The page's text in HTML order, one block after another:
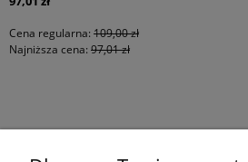
Cena regularna: 109,00 zł
Najniższa cena: 97,01 zł